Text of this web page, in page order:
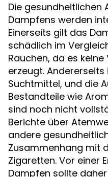
Die gesundheitlichen
Dampfens werden
Einerseits gilt das
schädlich im
Rauchen, da es
erzeugt. Andererseits
Suchtmittel, und die
Bestandteile wie
sind noch nicht
Berichte über
andere
Zusammenhang mit
Zigaretten. Vor einer
Dampfen sollte